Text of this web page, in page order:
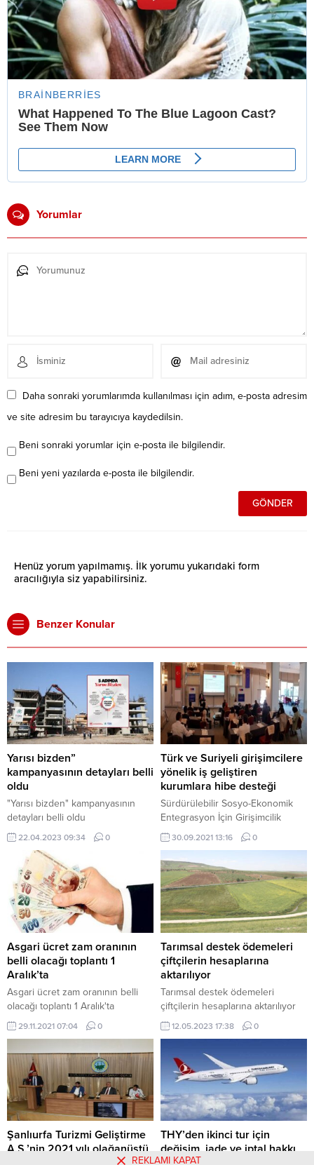
Yorumlar
Daha sonraki yorumlarımda kullanılması için adım, e-posta adresim
ve site adresim bu tarayıcıya kaydedilsin.
Beni sonraki yorumlar için e-posta ile bilgilendir.
Beni yeni yazılarda e-posta ile bilgilendir.
Henüz yorum yapılmamış. İlk yorumu yukarıdaki form
aracılığıyla siz yapabilirsiniz.
Benzer Konular
Yarısı bizden”
kampanyasının detayları belli
oldu
"Yarısı bizden" kampanyasının
detayları belli oldu
22.04.2023 09:34 0
Türk ve Suriyeli girişimcilere
yönelik iş geliştiren
kurumlara hibe desteği
Sürdürülebilir Sosyo-Ekonomik
Entegrasyon İçin Girişimcilik
Kapasitelerinin İyileştirilmesi
(ENHANCER) projesi, 11 ilde
girişimcilik faaliyetleriyle Türk ve
Suriyeli girişimcilere destek veren
kurumlara hibe teşviki sağlıyor.
Uluslararası Göç Politikaları
Geliştirme Merkezi’nden (ICMPD)
yapılan açıklamaya göre, ICMPD,
90’dan fazla ülkede faaliyet
gösteriyor. Türkiye’nin de üyesi
olduğu ICMPD; dünya genelinde
göçün sınır yönetimi, geri
dönüşler,...
30.09.2021 13:16 0
Asgari ücret zam oranının
belli olacağı toplantı 1
Aralık’ta
Asgari ücret zam oranının belli
olacağı toplantı 1 Aralık'ta
29.11.2021 07:04 0
Tarımsal destek ödemeleri
çiftçilerin hesaplarına
aktarılıyor
Tarımsal destek ödemeleri
çiftçilerin hesaplarına aktarılıyor
12.05.2023 17:38 0
Şanlıurfa Turizmi Geliştirme
A.Ş.’nin 2021 yılı olağanüstü
THY’den ikinci tur için
değişim, iade ve iptal hakkı
REKLAMI KAPAT